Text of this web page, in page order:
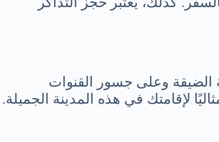
الضيقة وعلى جسور القنوات
لإقامتك في هذه المدينة الجميلة.